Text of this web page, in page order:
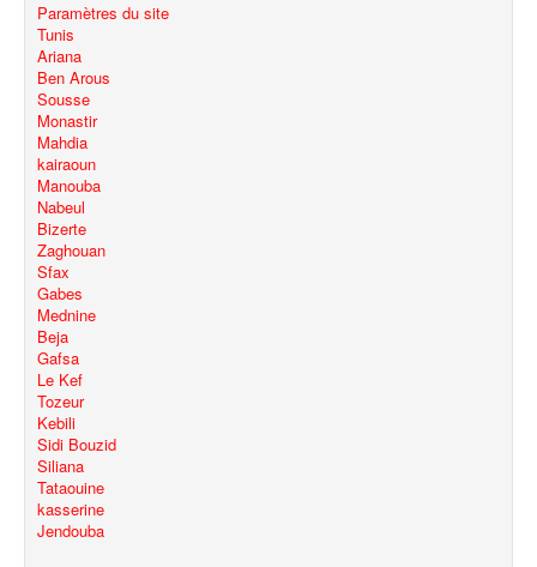
Paramètres du site
Tunis
Ariana
Ben Arous
Sousse
Monastir
Mahdia
kairaoun
Manouba
Nabeul
Bizerte
Zaghouan
Sfax
Gabes
Mednine
Beja
Gafsa
Le Kef
Tozeur
Kebili
Sidi Bouzid
Siliana
Tataouine
kasserine
Jendouba